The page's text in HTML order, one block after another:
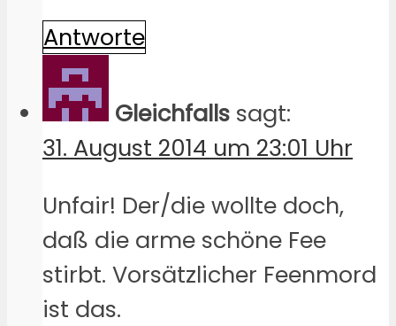
Antworte
Gleichfalls sagt:
31. August 2014 um 23:01 Uhr
Unfair! Der/die wollte doch,
daß die arme schöne Fee
stirbt. Vorsätzlicher Feenmord
ist das.